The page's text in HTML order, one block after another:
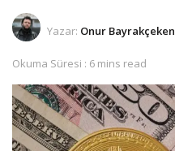
Yazar: Onur Bayrakçeken
Okuma Süresi : 6 mins read